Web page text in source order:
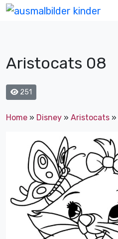
Aristocats 08
251
Home » Disney » Aristocats »